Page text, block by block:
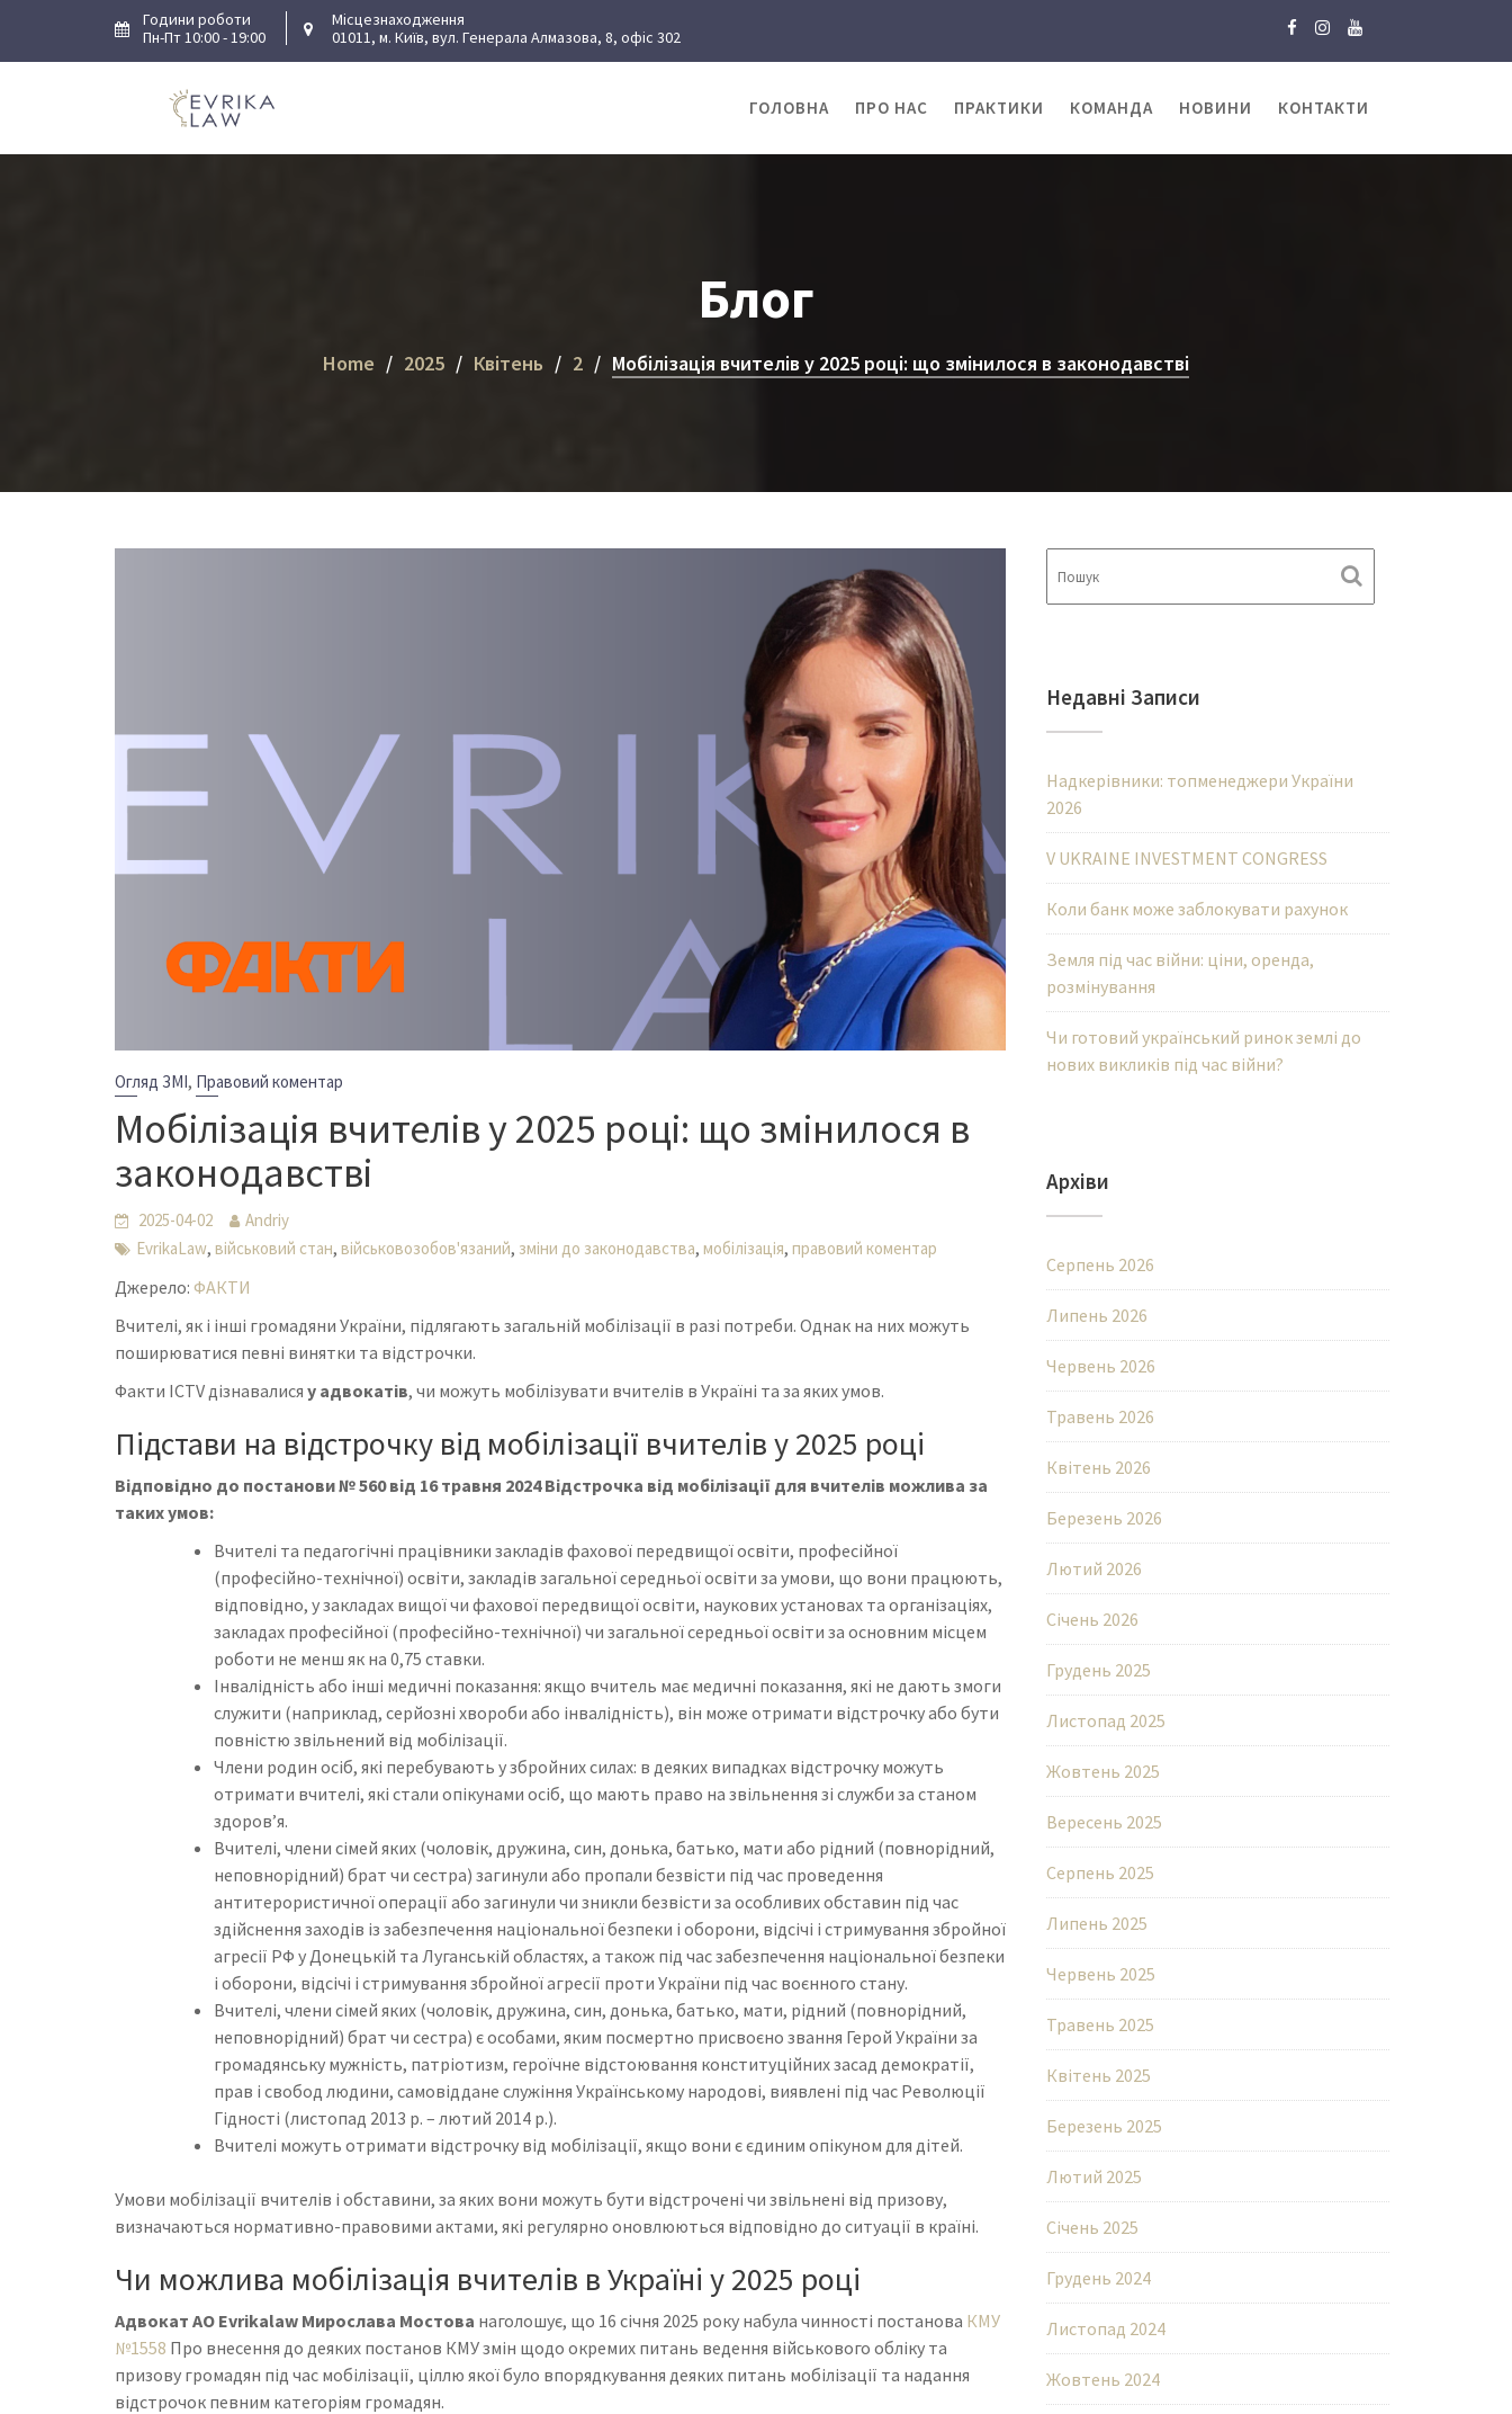
content
Години роботи
Пн-Пт 10:00 - 19:00
Місцезнаходження
01011, м. Київ, вул. Генерала Алмазова, 8, офіс 302
ГОЛОВНА ПРО НАС ПРАКТИКИ КОМАНДА НОВИНИ КОНТАКТИ
Блог
Home 2025 Квітень 2 Мобілізація вчителів у 2025 році: що змінилося в законодавстві
Огляд ЗМІ, Правовий коментар
Мобілізація вчителів у 2025 році: що змінилося в
законодавстві
2025-04-02
Andriy
EvrikaLaw, військовий стан, військовозобов'язаний, зміни до законодавства, мобілізація, правовий коментар
Джерело: ФАКТИ
Вчителі, як і інші громадяни України, підлягають загальній мобілізації в разі потреби. Однак на них можуть
поширюватися певні винятки та відстрочки.
Факти ICTV дізнавалися у адвокатів, чи можуть мобілізувати вчителів в Україні та за яких умов.
Підстави на відстрочку від мобілізації вчителів у 2025 році
Відповідно до постанови № 560 від 16 травня 2024 Відстрочка від мобілізації для вчителів можлива за
таких умов:
Вчителі та педагогічні працівники закладів фахової передвищої освіти, професійної
(професійно-технічної) освіти, закладів загальної середньої освіти за умови, що вони працюють,
відповідно, у закладах вищої чи фахової передвищої освіти, наукових установах та організаціях,
закладах професійної (професійно-технічної) чи загальної середньої освіти за основним місцем
роботи не менш як на 0,75 ставки.
Інвалідність або інші медичні показання: якщо вчитель має медичні показання, які не дають змоги
служити (наприклад, серйозні хвороби або інвалідність), він може отримати відстрочку або бути
повністю звільнений від мобілізації.
Члени родин осіб, які перебувають у збройних силах: в деяких випадках відстрочку можуть
отримати вчителі, які стали опікунами осіб, що мають право на звільнення зі служби за станом
здоров’я.
Вчителі, члени сімей яких (чоловік, дружина, син, донька, батько, мати або рідний (повнорідний,
неповнорідний) брат чи сестра) загинули або пропали безвісти під час проведення
антитерористичної операції або загинули чи зникли безвісти за особливих обставин під час
здійснення заходів із забезпечення національної безпеки і оборони, відсічі і стримування збройної
агресії РФ у Донецькій та Луганській областях, а також під час забезпечення національної безпеки
і оборони, відсічі і стримування збройної агресії проти України під час воєнного стану.
Вчителі, члени сімей яких (чоловік, дружина, син, донька, батько, мати, рідний (повнорідний,
неповнорідний) брат чи сестра) є особами, яким посмертно присвоєно звання Герой України за
громадянську мужність, патріотизм, героїчне відстоювання конституційних засад демократії,
прав і свобод людини, самовіддане служіння Українському народові, виявлені під час Революції
Гідності (листопад 2013 р. – лютий 2014 р.).
Вчителі можуть отримати відстрочку від мобілізації, якщо вони є єдиним опікуном для дітей.
Умови мобілізації вчителів і обставини, за яких вони можуть бути відстрочені чи звільнені від призову,
визначаються нормативно-правовими актами, які регулярно оновлюються відповідно до ситуації в країні.
Чи можлива мобілізація вчителів в Україні у 2025 році
Адвокат АО Evrikalaw Мирослава Мостова наголошує, що 16 січня 2025 року набула чинності постанова КМУ
№1558 Про внесення до деяких постанов КМУ змін щодо окремих питань ведення військового обліку та
призову громадян під час мобілізації, ціллю якої було впорядкування деяких питань мобілізації та надання
відстрочок певним категоріям громадян.
Недавні Записи
Надкерівники: топменеджери України
2026
V UKRAINE INVESTMENT CONGRESS
Коли банк може заблокувати рахунок
Земля під час війни: ціни, оренда,
розмінування
Чи готовий український ринок землі до
нових викликів під час війни?
Архіви
Серпень 2026
Липень 2026
Червень 2026
Травень 2026
Квітень 2026
Березень 2026
Лютий 2026
Січень 2026
Грудень 2025
Листопад 2025
Жовтень 2025
Вересень 2025
Серпень 2025
Липень 2025
Червень 2025
Травень 2025
Квітень 2025
Березень 2025
Лютий 2025
Січень 2025
Грудень 2024
Листопад 2024
Жовтень 2024